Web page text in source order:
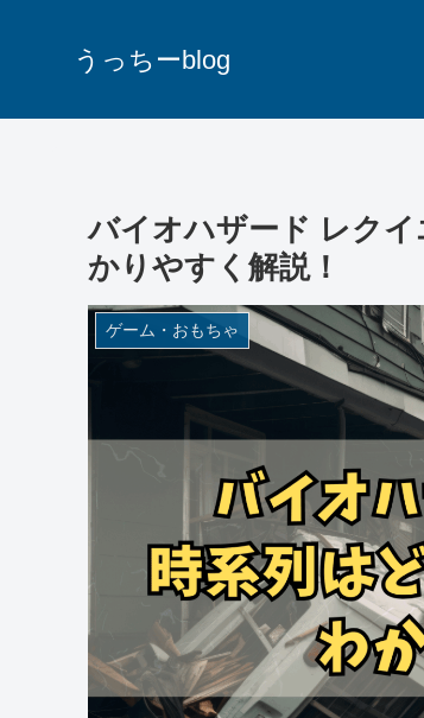
うっちーblog
バイオハザード レク
かりやすく解説！
ゲーム・おもちゃ